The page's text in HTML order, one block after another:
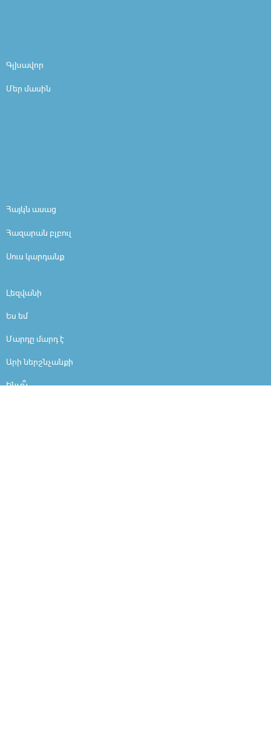
Գլխավոր
Մեր մասին
Հայկն ասաց
Հազարան բլբուլ
Սուս կարդանք
Լեզվանի
Ես եմ
Մարդը մարդ է
Արի ներշնչանքի
Ինչո՞ւ